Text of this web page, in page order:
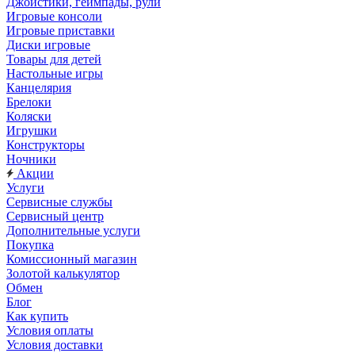
Игровые консоли
Игровые приставки
Диски игровые
Товары для детей
Настольные игры
Канцелярия
Брелоки
Коляски
Игрушки
Конструкторы
Ночники
Акции
Услуги
Сервисные службы
Сервисный центр
Дополнительные услуги
Покупка
Комиссионный магазин
Золотой калькулятор
Обмен
Блог
Как купить
Условия оплаты
Условия доставки